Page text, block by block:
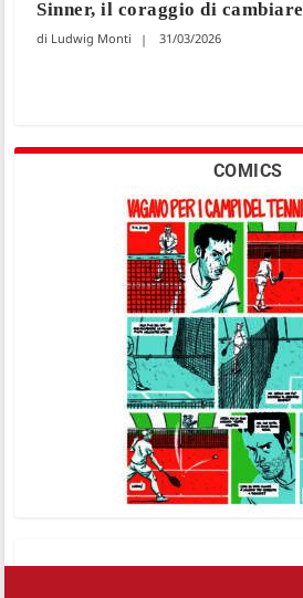
Sinner, il coraggio di cambiare
Ludwig Monti 31/03/2026
COMICS